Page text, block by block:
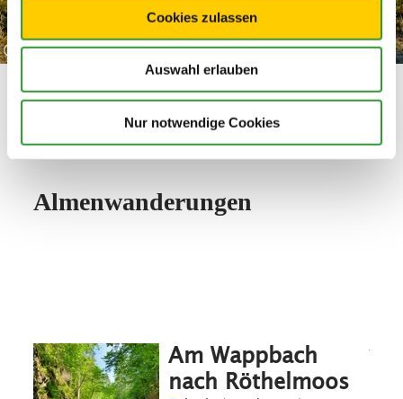
Cookies zulassen
Auswahl erlauben
Nur notwendige Cookies
©
Almenwanderungen
Am Wappbach
nach Röthelmoos